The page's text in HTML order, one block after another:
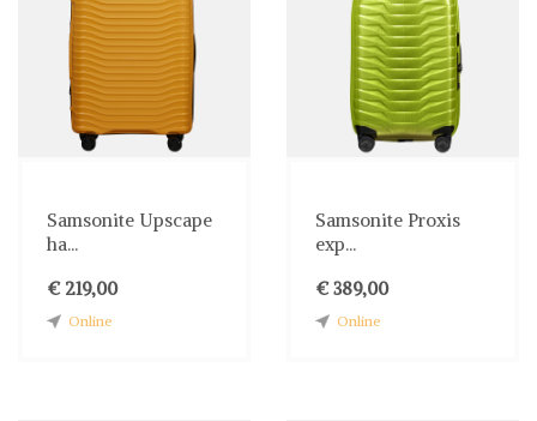
Samsonite Upscape
ha...
€ 219,00
Online
Samsonite Proxis
exp...
€ 389,00
Online